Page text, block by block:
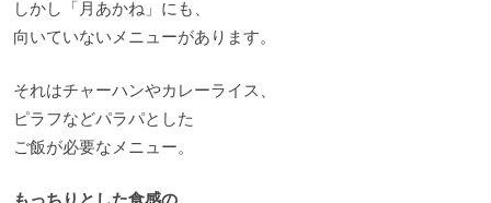
しかし「月あかね」にも、
向いていないメニューがあります。
それはチャーハンやカレーライス、
ピラフなどパラパとした
ご飯が必要なメニュー。